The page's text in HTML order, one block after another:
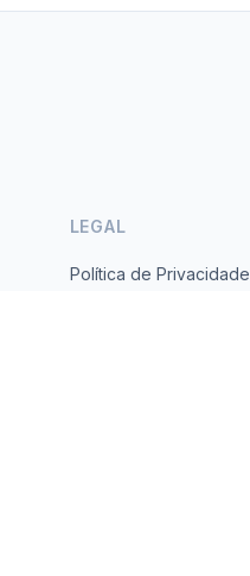
LEGAL
Política de Privacidade